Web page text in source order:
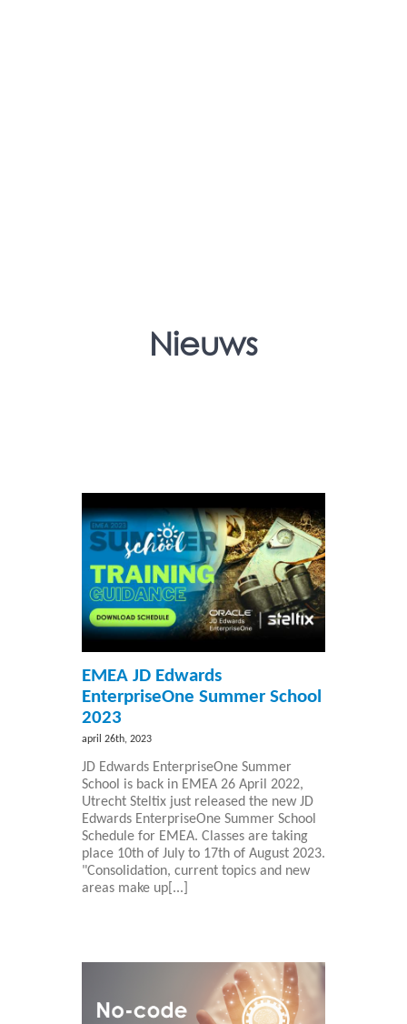
Nieuws
EMEA JD Edwards
EnterpriseOne Summer School
2023
april 26th, 2023
JD Edwards EnterpriseOne Summer
School is back in EMEA 26 April 2022,
Utrecht Steltix just released the new JD
Edwards EnterpriseOne Summer School
Schedule for EMEA. Classes are taking
place 10th of July to 17th of August 2023.
"Consolidation, current topics and new
areas make up[...]